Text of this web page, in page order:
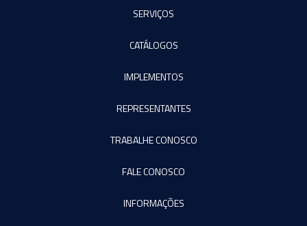
SERVIÇOS
CATÁLOGOS
IMPLEMENTOS
REPRESENTANTES
TRABALHE CONOSCO
FALE CONOSCO
INFORMAÇÕES